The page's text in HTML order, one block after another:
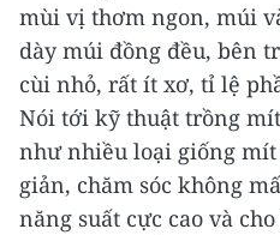
mùi vị thơm ngon, múi
dày múi đồng đều, bên
cùi nhỏ, rất ít xơ, tỉ lệ
Nói tới kỹ thuật trồng
như nhiều loại giống
giản, chăm sóc không
năng suất cực cao và